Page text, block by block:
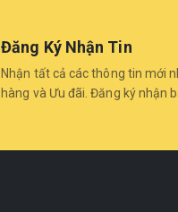
Đăng Ký Nhận Tin
Nhận tất cả các thông tin mới
hàng và Ưu đãi. Đăng ký nhận